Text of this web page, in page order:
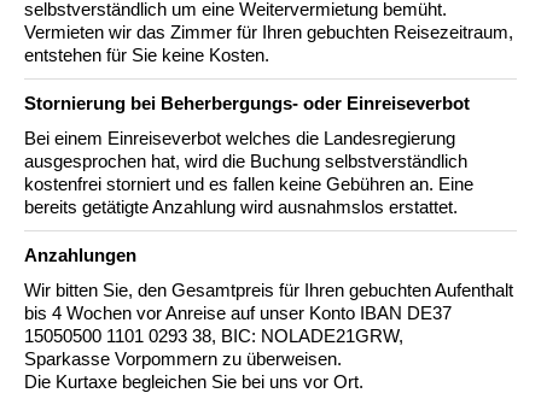
selbstverständlich um eine Weitervermietung bemüht.
Vermieten wir das Zimmer für Ihren gebuchten Reisezeitraum,
entstehen für Sie keine Kosten.
Stornierung bei Beherbergungs- oder Einreiseverbot
Bei einem Einreiseverbot welches die Landesregierung
ausgesprochen hat, wird die Buchung selbstverständlich
kostenfrei storniert und es fallen keine Gebühren an. Eine
bereits getätigte Anzahlung wird ausnahmslos erstattet.
Anzahlungen
Wir bitten Sie, den Gesamtpreis für Ihren gebuchten Aufenthalt
bis 4 Wochen vor Anreise auf unser Konto IBAN DE37
15050500 1101 0293 38, BIC: NOLADE21GRW,
Sparkasse Vorpommern zu überweisen.
Die Kurtaxe begleichen Sie bei uns vor Ort.